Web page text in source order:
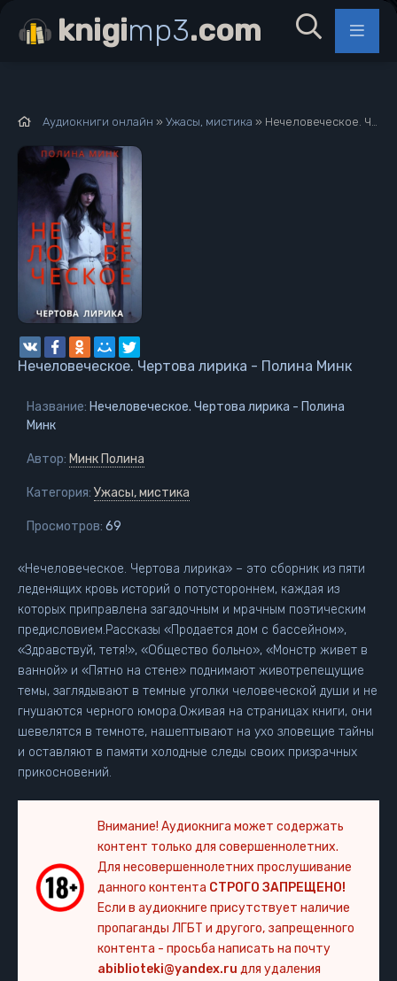
Аудиокниги онлайн » Ужасы, мистика » Нечеловеческое. Чертова лирика - Полина Минк
Нечеловеческое. Чертова лирика - Полина Минк
Название: Нечеловеческое. Чертова лирика - Полина
Минк
Автор: Минк Полина
Категория: Ужасы, мистика
Просмотров: 69
«Нечеловеческое. Чертова лирика» – это сборник из пяти
леденящих кровь историй о потустороннем, каждая из
которых приправлена загадочным и мрачным поэтическим
предисловием.Рассказы «Продается дом с бассейном»,
«Здравствуй, тетя!», «Общество больно», «Монстр живет в
ванной» и «Пятно на стене» поднимают животрепещущие
темы, заглядывают в темные уголки человеческой души и не
гнушаются черного юмора.Оживая на страницах книги, они
шевелятся в темноте, нашептывают на ухо зловещие тайны
и оставляют в памяти холодные следы своих призрачных
прикосновений.
Внимание! Аудиокнига может содержать
контент только для совершеннолетних.
Для несовершеннолетних прослушивание
данного контента СТРОГО ЗАПРЕЩЕНО!
Если в аудиокниге присутствует наличие
пропаганды ЛГБТ и другого, запрещенного
контента - просьба написать на почту
abiblioteki@yandex.ru для удаления
knigimp3.com